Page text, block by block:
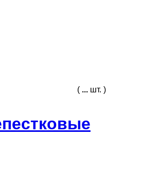
( ... шт. )